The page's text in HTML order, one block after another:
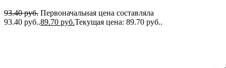
93.40руб. Первоначальная цена составляла
93.40 руб..89.70 руб.Текущая цена: 89.70 руб..